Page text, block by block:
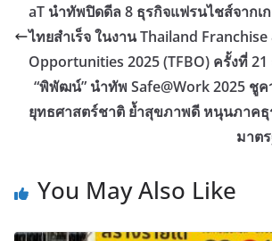
aT นำทัพปิดดีล 8 ธุรกิจแฟรนไชส์จากเ
ไทยสำเร็จ ในงาน Thailand
Opportunities 2025 (TFBO) ครั้งที่
“พิพัฒน์” นำทัพ Safe@Work 2025 ชู
ยุทธศาสตร์ชาติ ย้ำสุขภาพดี หนุนภาคธุ
มาต
You May Also Like